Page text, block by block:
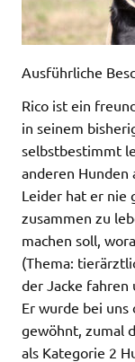
Ausführliche
Rico ist ein
in seinem
selbstbestimmt
anderen Hunden
Leider hat er nie
zusammen zu
machen soll,
(Thema:
der Jacke fahren
Er wurde bei uns
gewöhnt, zumal
als Kategorie 2